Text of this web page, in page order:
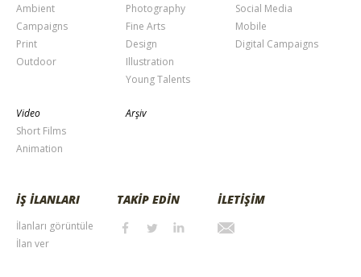
Ambient
Campaigns
Print
Outdoor
Photography
Fine Arts
Design
Illustration
Young Talents
Social Media
Mobile
Digital Campaigns
Video
Short Films
Animation
Arşiv
İŞ İLANLARI
İlanları görüntüle
İlan ver
TAKİP EDİN İLETİŞİM